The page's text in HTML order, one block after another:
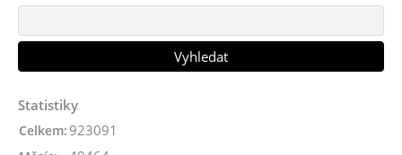
Statistiky
Celkem: 923091